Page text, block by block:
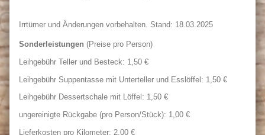
Irrtümer und Änderungen vorbehalten. Stand: 18.03.2025
Sonderleistungen (Preise pro Person)
Leihgebühr Teller und Besteck: 1,50 €
Leihgebühr Suppentasse mit Unterteller und Esslöffel: 1,50 €
Leihgebühr Dessertschale mit Löffel: 1,50 €
ungereinigte Rückgabe (pro Person/Stück): 1,00 €
Lieferkosten pro Kilometer: 2,00 €